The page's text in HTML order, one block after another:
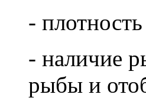
-
- наличие
рыбы и